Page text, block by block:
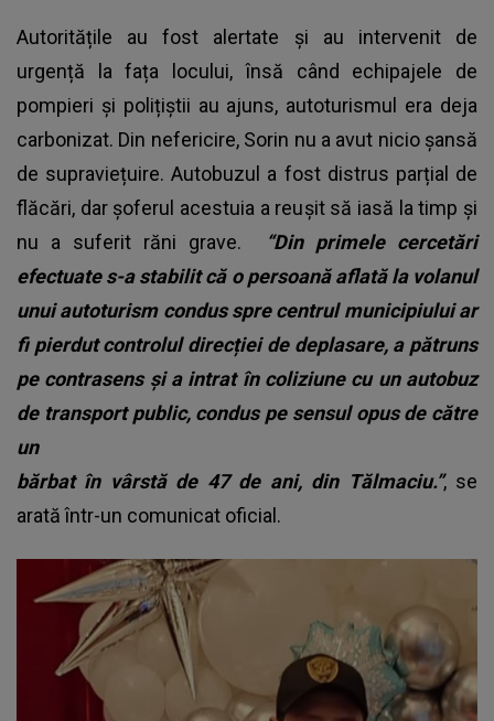
Autoritățile au fost alertate și au intervenit de
urgență la fața locului, însă când echipajele de
pompieri și polițiștii au ajuns, autoturismul era deja
carbonizat. Din nefericire, Sorin nu a avut nicio șansă
de supraviețuire. Autobuzul a fost distrus parțial de
flăcări, dar șoferul acestuia a reușit să iasă la timp și
nu a suferit răni grave.
“Din primele cercetări
efectuate s-a stabilit că o persoană aflată la volanul
unui autoturism condus spre centrul municipiului ar
fi pierdut controlul direcției de deplasare, a pătruns
pe contrasens și a intrat în coliziune cu un autobuz
de transport public, condus pe sensul opus de către
un
bărbat în vârstă de 47 de ani, din Tălmaciu.”, se
arată într-un comunicat oficial.